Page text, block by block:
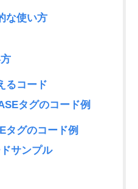
な使い方
るコード
タグのコード例
タグのコード例
サンプル